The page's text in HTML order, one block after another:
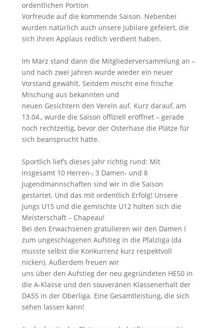
ordentlichen Portion
Vorfreude auf die kommende Saison. Nebenbei
wurden natürlich auch unsere Jubilare gefeiert, die
sich ihren Applaus redlich verdient haben.
Im März stand dann die Mitgliederversammlung an –
und nach zwei Jahren wurde wieder ein neuer
Vorstand gewählt. Seitdem mischt eine frische
Mischung aus bekannten und
neuen Gesichtern den Verein auf. Kurz darauf, am
13.04., wurde die Saison offiziell eröffnet – gerade
noch rechtzeitig, bevor der Osterhase die Plätze für
sich beansprucht hätte.
Sportlich lief’s dieses Jahr richtig rund: Mit
insgesamt 10 Herren-, 3 Damen- und 8
Jugendmannschaften sind wir in die Saison
gestartet. Und das mit ordentlich Erfolg! Unsere
Jungs U15 und die gemischte U12 holten sich die
Meisterschaft – Chapeau!
Bei den Erwachsenen gratulieren wir den Damen I
zum ungeschlagenen Aufstieg in die Pfalzliga (da
musste selbst die Konkurrenz kurz respektvoll
nicken). Außerdem freuen wir
uns über den Aufstieg der neu gegründeten HE50 in
die A-Klasse und den souveränen Klassenerhalt der
DA55 in der Oberliga. Eine Gesamtleistung, die sich
sehen lassen kann!